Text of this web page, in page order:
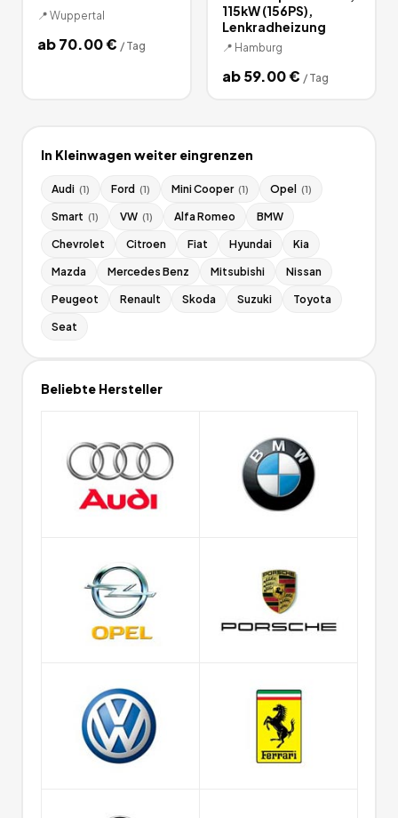
📍 Wuppertal
ab70.00€ / Tag
115kW (156PS),
Lenkradheizung
📍 Hamburg
ab59.00€ / Tag
In Kleinwagen weiter eingrenzen
Audi (1) Ford (1) Mini Cooper (1) Opel (1)
Smart (1) VW (1) Alfa Romeo BMW
Chevrolet Citroen Fiat Hyundai Kia
Mazda Mercedes Benz Mitsubishi Nissan
Peugeot Renault Skoda Suzuki Toyota
Seat
Beliebte Hersteller